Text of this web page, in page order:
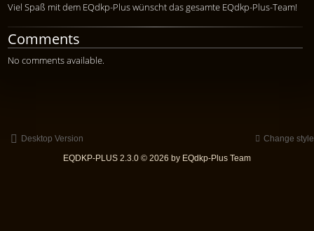
Viel Spaß mit dem EQdkp-Plus wünscht das gesamte EQdkp-Plus-Team!
Comments
No comments available.
Desktop Version
Change style
EQDKP-PLUS 2.3.0 © 2026 by EQdkp-Plus Team